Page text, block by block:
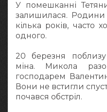
У помешканні
залишилася. Родини
кілька років, часто
одного.
20 березня
міна. Микола
господарем
Вони не встигли
почався обстріл.